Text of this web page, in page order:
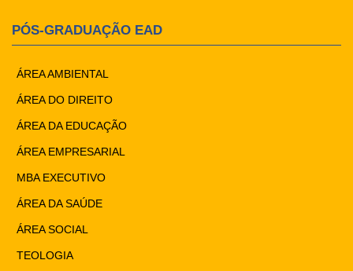
PÓS-GRADUAÇÃO EAD
ÁREA AMBIENTAL
ÁREA DO DIREITO
ÁREA DA EDUCAÇÃO
ÁREA EMPRESARIAL
MBA EXECUTIVO
ÁREA DA SAÚDE
ÁREA SOCIAL
TEOLOGIA